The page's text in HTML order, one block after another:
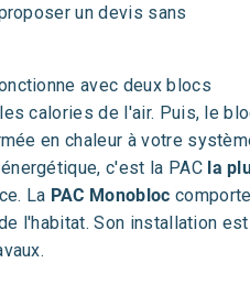
un devis sans
avec deux blocs
calories de l'air. Puis, le
en chaleur à votre
c'est la PACla
La PAC Monobloc comporte
l'habitat. Son installation est